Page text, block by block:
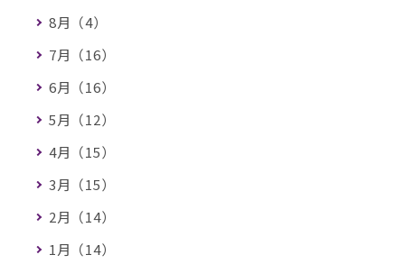
8月（4）
7月（16）
6月（16）
5月（12）
4月（15）
3月（15）
2月（14）
1月（14）